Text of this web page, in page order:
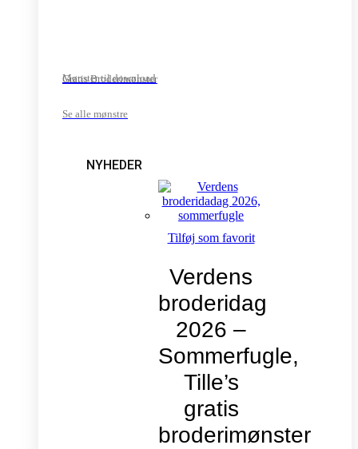
Mønster til download
Gratis Broderimønster
Se alle mønstre
NYHEDER
Tilføj som favorit
Verdens
broderidag
2026 –
Sommerfugle,
Tille’s
gratis
broderimønster